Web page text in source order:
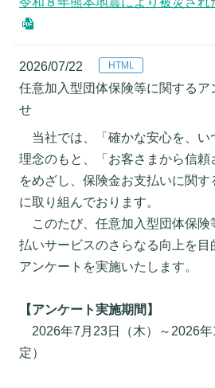
2026/07/22
任意加入型団体保険等に関するア
せ
当社では、「確かな安心を、い
理念のもと、「お客さまから信頼
をめざし、保険金お支払いに関す
に取り組んでおります。
このたび、任意加入型団体保険
払いサービスのさらなる向上を目
アンケートを実施いたします。
【アンケート実施期間】
2026年7月23日（木）～2026年
定）